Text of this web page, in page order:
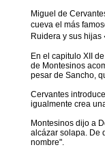
Miguel de
cueva el más
Ruidera y sus
En el capitulo XII
de Montesinos
pesar de Sancho,
Cervantes
igualmente crea
Montesinos dijo a
alcázar solapa. De
nombre".